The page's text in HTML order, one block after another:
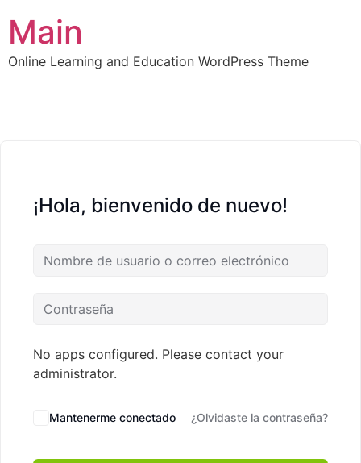
Main
Online Learning and Education WordPress Theme
¡Hola, bienvenido de nuevo!
No apps configured. Please contact your
administrator.
Mantenerme conectado ¿Olvidaste la contraseña?